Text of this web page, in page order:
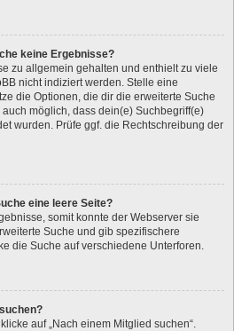
keine Ergebnisse?
zu allgemein gehalten und enthielt zu viele
nicht indiziert werden. Stelle eine
die Optionen, die dir die erweiterte Suche
möglich, dass dein(e) Suchbegriff(e)
wurden. Prüfe ggf. die Rechtschreibung der
eine leere Seite?
somit konnte der Webserver sie
Suche und gib spezifischere
die Suche auf verschiedene Unterforen.
auf „Nach einem Mitglied suchen“.